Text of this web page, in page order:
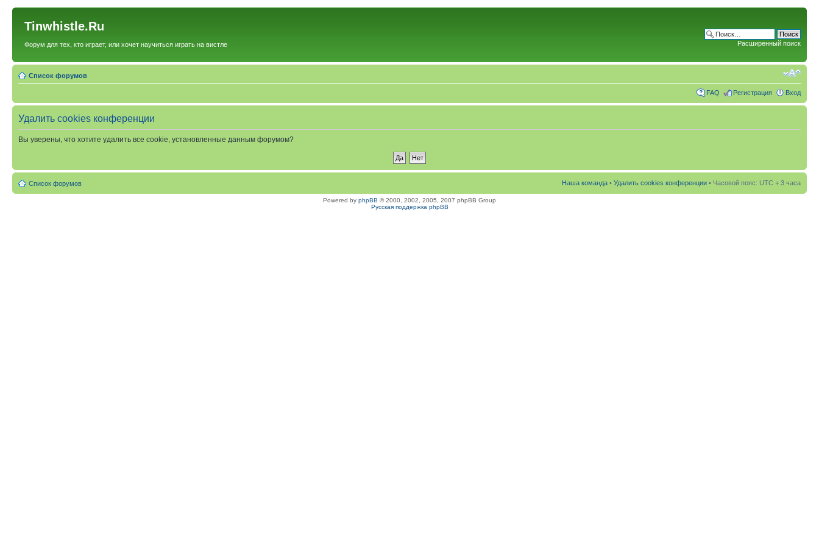
Tinwhistle.Ru
Форум для тех, кто играет, или хочет научиться играть на вистле Расширенный поиск
Список форумов
FAQ Регистрация Вход
Удалить cookies конференции
Вы уверены, что хотите удалить все cookie, установленные данным форумом?
Список форумов Наша команда • Удалить cookies конференции • Часовой пояс: UTC + 3 часа
Powered by phpBB © 2000, 2002, 2005, 2007 phpBB Group
Русская поддержка phpBB